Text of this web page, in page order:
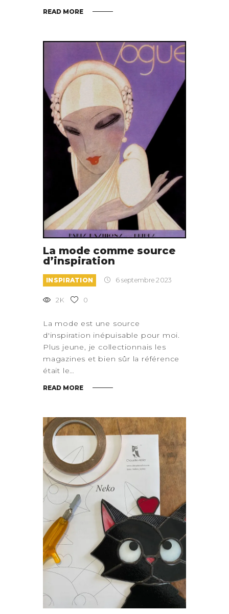
READ MORE
La mode comme source
d’inspiration
INSPIRATION 6 septembre 2023
2K 0
La mode est une source
d'inspiration inépuisable pour moi.
Plus jeune, je collectionnais les
magazines et bien sûr la référence
était le…
READ MORE